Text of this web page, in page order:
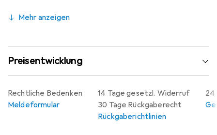
Mehr anzeigen
Preisentwicklung
14 Tage gesetzl. Widerruf
30 Tage Rückgaberecht
Rückgaberichtlinien
24
Rechtliche Bedenken
Meldeformular